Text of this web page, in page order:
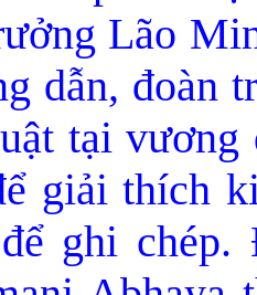
Lão
dẫn, đoàn
tại vương
giải thích
ghi